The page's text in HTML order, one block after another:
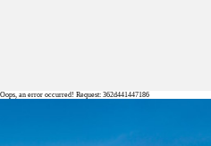
Oops, an error occurred! Request: 362d441447186